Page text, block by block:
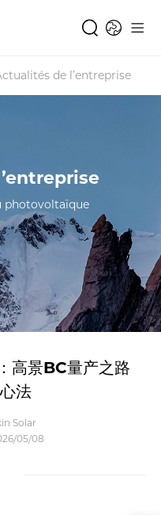
de l’entreprise
photovoltaïque
高景BC量产之路
法
Solar
05/08